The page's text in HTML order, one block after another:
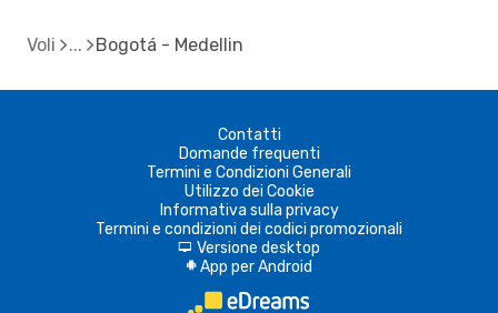
Voli Bogotá - Medellin
Contatti
Domande frequenti
Termini e Condizioni Generali
Utilizzo dei Cookie
Informativa sulla privacy
Termini e condizioni dei codici promozionali
d Versione desktop
A App per Android